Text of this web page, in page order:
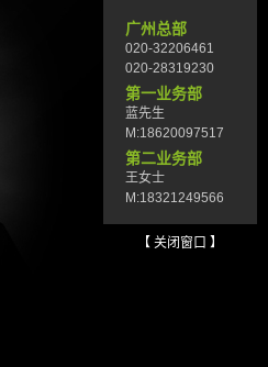
广州总部
020-32206461
020-28319230
第一业务部
蓝先生
M:18620097517
第二业务部
王女士
M:18321249566
【 关闭窗口 】